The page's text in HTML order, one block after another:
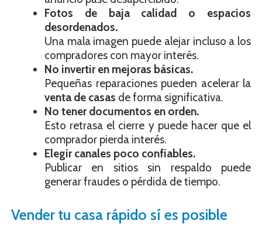
Fotos de baja calidad o espacios
desordenados.
Una mala imagen puede alejar incluso a los
compradores con mayor interés.
No invertir en mejoras básicas.
Pequeñas reparaciones pueden acelerar la
venta de casas de forma significativa.
No tener documentos en orden.
Esto retrasa el cierre y puede hacer que el
comprador pierda interés.
Elegir canales poco confiables.
Publicar en sitios sin respaldo puede
generar fraudes o pérdida de tiempo.
Vender tu casa rápido sí es posible